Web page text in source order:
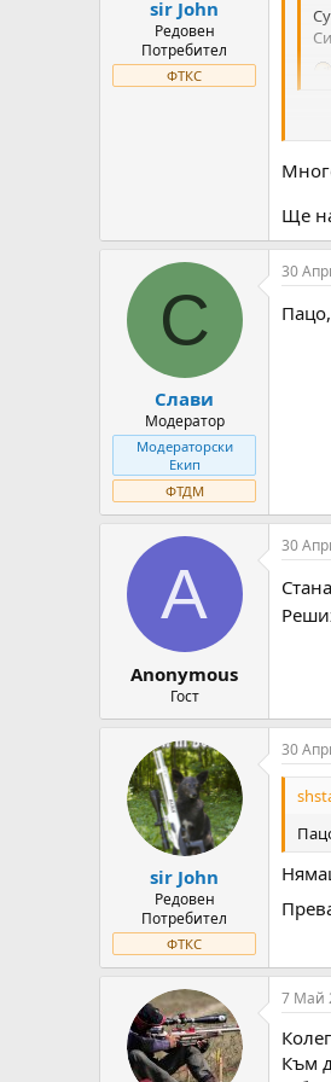
sir John
Редовен
Потребител
ФТКС
Ще
С
Слави
Модератор
Модераторски
Екип
ФТДМ
30
A
Anonymous
Гост
30
sir John
Редовен
Потребител
ФТКС
30
7 Май
Към